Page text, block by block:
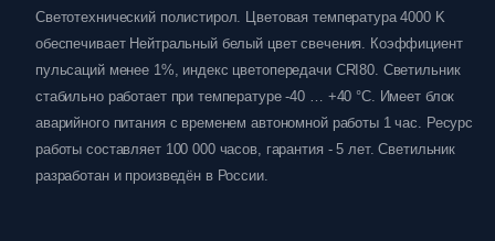
Светотехнический полистирол. Цветовая температура 4000 K
обеспечивает Нейтральный белый цвет свечения. Коэффициент
пульсаций менее 1%, индекс цветопередачи CRI80. Светильник
стабильно работает при температуре -40 … +40 °C. Имеет блок
аварийного питания с временем автономной работы 1 час. Ресурс
работы составляет 100 000 часов, гарантия - 5 лет. Светильник
разработан и произведён в России.